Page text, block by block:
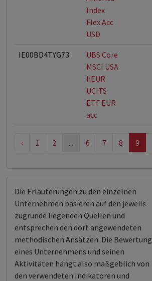
Index
Flex Acc
USD
IE00BD4TYG73
UBS Core
MSCI USA
hEUR
UCITS
ETF EUR
acc
‹ 1 2 ... 6 7 8 9
Die Erläuterungen zu den einzelnen
Unternehmen basieren auf den jeweils
zugrunde liegenden Quellen und
entsprechen den dort angewendeten
methodischen Ansätzen. Die Bewertung
eines Unternehmens und seinen
Aktivitäten hängt also maßgeblich von
den verwendeten Indikatoren und